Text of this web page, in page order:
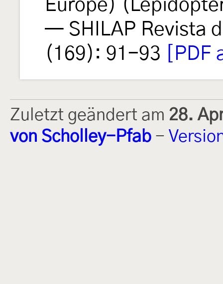
Europe)
— SHILAP Revista
(169): 91-93
Zuletzt geändert am 28.
von Scholley-Pfab -